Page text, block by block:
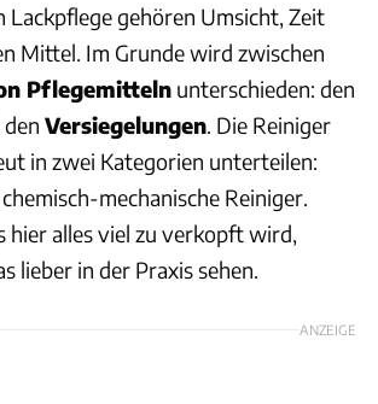
Lackpflege gehören Umsicht, Zeit
Mittel. Im Grunde wird zwischen
Pflegemitteln unterschieden: den
Versiegelungen. Die Reiniger
in zwei Kategorien unterteilen:
mechanische Reiniger.
hier alles viel zu verkopft wird,
lieber in der Praxis sehen.
ANZEIGE